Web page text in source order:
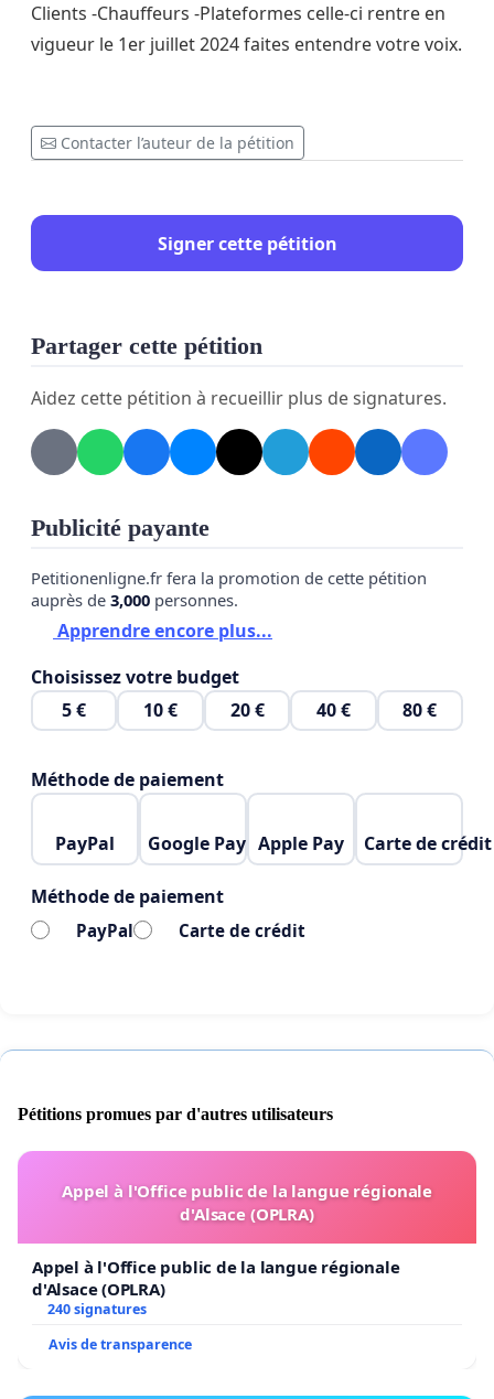
Clients -Chauffeurs -Plateformes celle-ci rentre en
vigueur le 1er juillet 2024 faites entendre votre voix.
Contacter l’auteur de la pétition
Signer cette pétition
Partager cette pétition
Aidez cette pétition à recueillir plus de signatures.
Publicité payante
Petitionenligne.fr fera la promotion de cette pétition
auprès de 3,000 personnes.
Apprendre encore plus...
Choisissez votre budget
5 €
10 € 20 € 40 € 80 €
Méthode de paiement
PayPal Google Pay Apple Pay Carte de crédit
Méthode de paiement
PayPal Carte de crédit
Pétitions promues par d'autres utilisateurs
Appel à l'Office public de la langue régionale
d'Alsace (OPLRA)
Appel à l'Office public de la langue régionale
d'Alsace (OPLRA)
240 signatures
Avis de transparence